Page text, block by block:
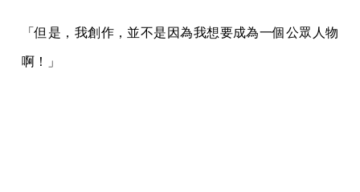
「但是，我創作，並不是因為我想要成為一個公眾人物
啊！」